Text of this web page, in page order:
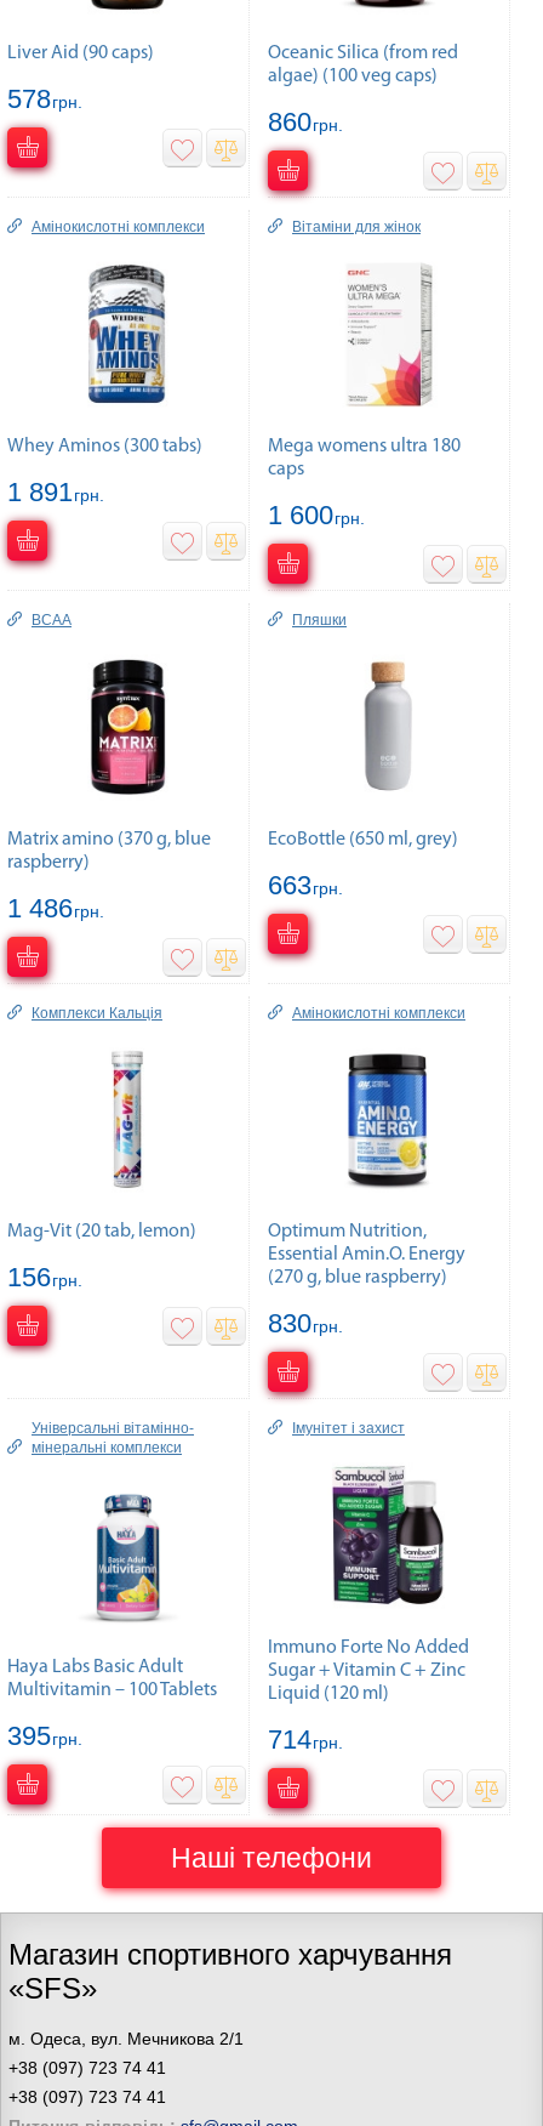
Liver Aid (90 caps)
578грн.
Oceanic Silica (from red
algae) (100 veg caps)
860грн.
Амінокислотні комплекси
Whey Aminos (300 tabs)
1 891грн.
Вітаміни для жінок
Mega womens ultra 180
caps
1 600грн.
BCAA
Matrix amino (370 g, blue
raspberry)
1 486грн.
Пляшки
EcoBottle (650 ml, grey)
663грн.
Комплекcи Кальція
Mag-Vit (20 tab, lemon)
156грн.
Амінокислотні комплекси
Optimum Nutrition,
Essential Amin.O. Energy
(270 g, blue raspberry)
830грн.
Універсальні вітамінно-
мінеральні комплекси
Haya Labs Basic Adult
Multivitamin – 100 Tablets
395грн.
Імунітет і захист
Immuno Forte No Added
Sugar + Vitamin C + Zinc
Liquid (120 ml)
714грн.
Наші телефони
Магазин спортивного харчування
«SFS»
м. Одеса, вул. Мечникова 2/1
+38 (097) 723 74 41
+38 (097) 723 74 41